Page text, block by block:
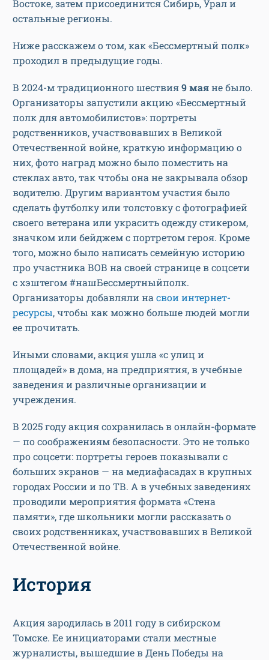
Востоке, затем присоединится Сибирь, Урал и
остальные регионы.
Ниже расскажем о том, как «Бессмертный полк»
проходил в предыдущие годы.
В 2024-м традиционного шествия9 маяне было.
Организаторы запустили акцию «Бессмертный
полк для автомобилистов»: портреты
родственников, участвовавших в Великой
Отечественной войне, краткую информацию о
них, фото наград можно было поместить на
стеклах авто, так чтобы она не закрывала обзор
водителю. Другим вариантом участия было
сделать футболку или толстовку с фотографией
своего ветерана или украсить одежду стикером,
значком или бейджем с портретом героя. Кроме
того, можно было написать семейную историю
про участника ВОВ на своей странице в соцсети
с хэштегом #нашБессмертныйполк.
Организаторы добавляли насвои интернет-
ресурсы, чтобы как можно больше людей могли
ее прочитать.
Иными словами, акция ушла «с улиц и
площадей» в дома, на предприятия, в учебные
заведения и различные организации и
учреждения.
В 2025 году акция сохранилась в онлайн-формате
— по соображениям безопасности. Это не только
про соцсети: портреты героев показывали с
больших экранов — на медиафасадах в крупных
городах России и по ТВ. А в учебных заведениях
проводили мероприятия формата «Стена
памяти», где школьники могли рассказать о
своих родственниках, участвовавших в Великой
Отечественной войне.
История
Акция зародилась в 2011 году в сибирском
Томске. Ее инициаторами стали местные
журналисты, вышедшие в День Победы на